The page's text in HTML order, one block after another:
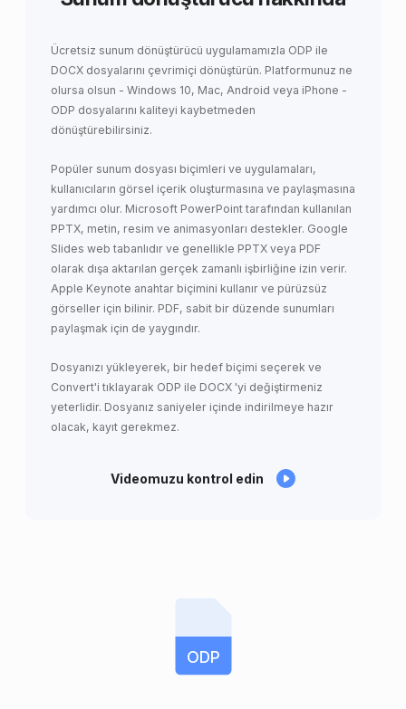
Ücretsiz sunum dönüştürücü uygulamamızla ODP ile
DOCX dosyalarını çevrimiçi dönüştürün. Platformunuz ne
olursa olsun - Windows 10, Mac, Android veya iPhone -
ODP dosyalarını kaliteyi kaybetmeden
dönüştürebilirsiniz.
Popüler sunum dosyası biçimleri ve uygulamaları,
kullanıcıların görsel içerik oluşturmasına ve paylaşmasına
yardımcı olur. Microsoft PowerPoint tarafından kullanılan
PPTX, metin, resim ve animasyonları destekler. Google
Slides web tabanlıdır ve genellikle PPTX veya PDF
olarak dışa aktarılan gerçek zamanlı işbirliğine izin verir.
Apple Keynote anahtar biçimini kullanır ve pürüzsüz
görseller için bilinir. PDF, sabit bir düzende sunumları
paylaşmak için de yaygındır.
Dosyanızı yükleyerek, bir hedef biçimi seçerek ve
Convert'i tıklayarak ODP ile DOCX 'yi değiştirmeniz
yeterlidir. Dosyanız saniyeler içinde indirilmeye hazır
olacak, kayıt gerekmez.
Videomuzu kontrol edin
ODP